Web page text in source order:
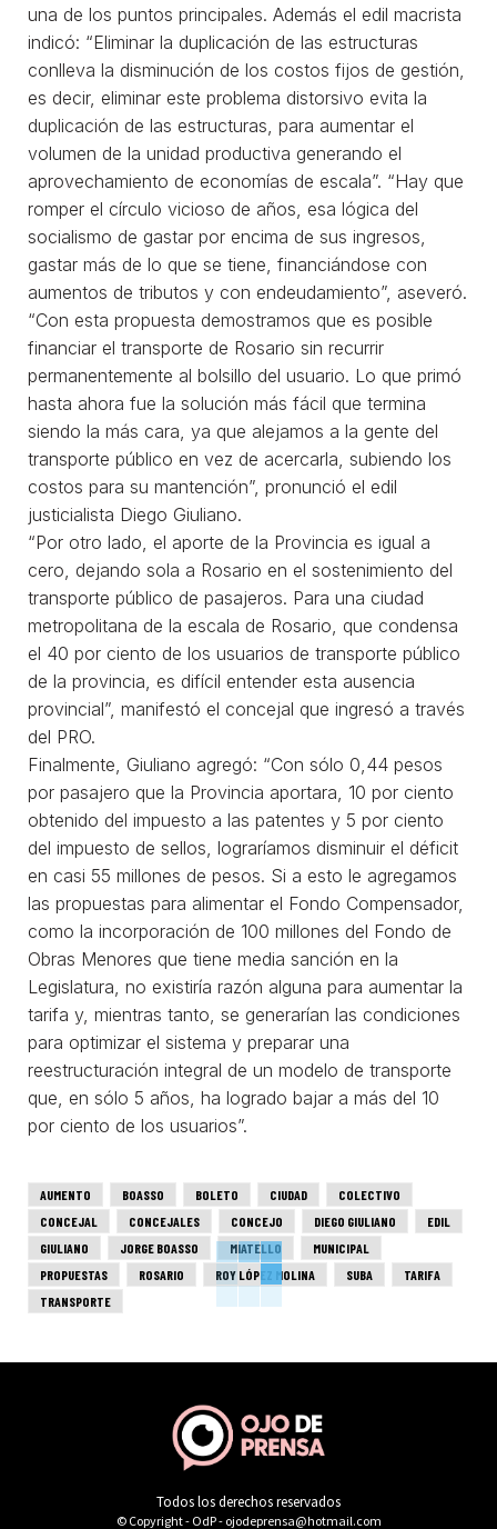
una de los puntos principales. Además el edil macrista
indicó: “Eliminar la duplicación de las estructuras
conlleva la disminución de los costos fijos de gestión,
es decir, eliminar este problema distorsivo evita la
duplicación de las estructuras, para aumentar el
volumen de la unidad productiva generando el
aprovechamiento de economías de escala”. “Hay que
romper el círculo vicioso de años, esa lógica del
socialismo de gastar por encima de sus ingresos,
gastar más de lo que se tiene, financiándose con
aumentos de tributos y con endeudamiento”, aseveró.
“Con esta propuesta demostramos que es posible
financiar el transporte de Rosario sin recurrir
permanentemente al bolsillo del usuario. Lo que primó
hasta ahora fue la solución más fácil que termina
siendo la más cara, ya que alejamos a la gente del
transporte público en vez de acercarla, subiendo los
costos para su mantención”, pronunció el edil
justicialista Diego Giuliano.
“Por otro lado, el aporte de la Provincia es igual a
cero, dejando sola a Rosario en el sostenimiento del
transporte público de pasajeros. Para una ciudad
metropolitana de la escala de Rosario, que condensa
el 40 por ciento de los usuarios de transporte público
de la provincia, es difícil entender esta ausencia
provincial”, manifestó el concejal que ingresó a través
del PRO.
Finalmente, Giuliano agregó: “Con sólo 0,44 pesos
por pasajero que la Provincia aportara, 10 por ciento
obtenido del impuesto a las patentes y 5 por ciento
del impuesto de sellos, lograríamos disminuir el déficit
en casi 55 millones de pesos. Si a esto le agregamos
las propuestas para alimentar el Fondo Compensador,
como la incorporación de 100 millones del Fondo de
Obras Menores que tiene media sanción en la
Legislatura, no existiría razón alguna para aumentar la
tarifa y, mientras tanto, se generarían las condiciones
para optimizar el sistema y preparar una
reestructuración integral de un modelo de transporte
que, en sólo 5 años, ha logrado bajar a más del 10
por ciento de los usuarios”.
AUMENTO BOASSO BOLETO CIUDAD
COLECTIVO
CONCEJAL
CONCEJALES CONCEJO DIEGO GIULIANO
EDIL
GIULIANO
JORGE BOASSO MIATELLO
MUNICIPAL
PROPUESTAS
ROSARIO ROY LÓPEZ MOLINA SUBA
TARIFA
TRANSPORTE
Todos los derechos reservados
© Copyright - OdP - ojodeprensa@hotmail.com